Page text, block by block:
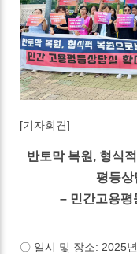
[기자회견]
반토막 복원, 형식
평등상
– 민간고용평
〇 일시 및 장소: 2025